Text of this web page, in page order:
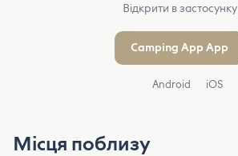
Відкрити в застосунку
Camping App App
Android iOS
Місця поблизу